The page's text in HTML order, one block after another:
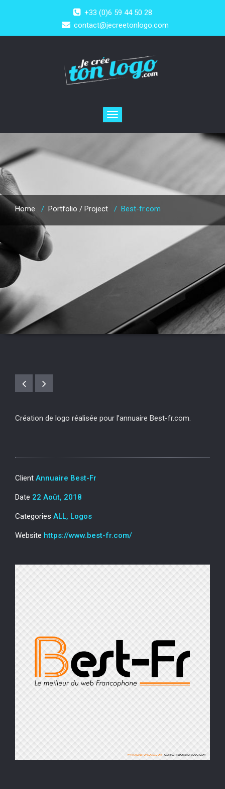
+33 (0)6 59 44 50 28
contact@jecreetonlogo.com
Toggle
navigation
Home / Portfolio / Project / Best-fr.com
Création de logo réalisée pour l’annuaire Best-fr.com.
Client Annuaire Best-Fr
Date 22 Août, 2018
Categories ALL, Logos
Website https://www.best-fr.com/